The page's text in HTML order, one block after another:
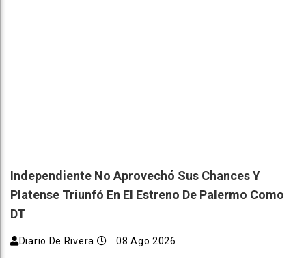
Independiente No Aprovechó Sus Chances Y
Platense Triunfó En El Estreno De Palermo Como
DT
Diario De Rivera 08 Ago 2026